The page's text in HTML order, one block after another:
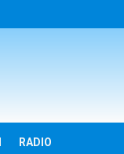
RADIO